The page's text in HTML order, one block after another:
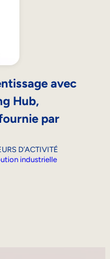
avec
Hub,
par
D’ACTIVITÉ
industrielle